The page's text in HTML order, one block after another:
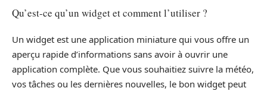
Qu’est-ce qu’un widget et comment l’utiliser ?
Un widget est une application miniature qui vous offre un
aperçu rapide d’informations sans avoir à ouvrir une
application complète. Que vous souhaitiez suivre la météo,
vos tâches ou les dernières nouvelles, le bon widget peut